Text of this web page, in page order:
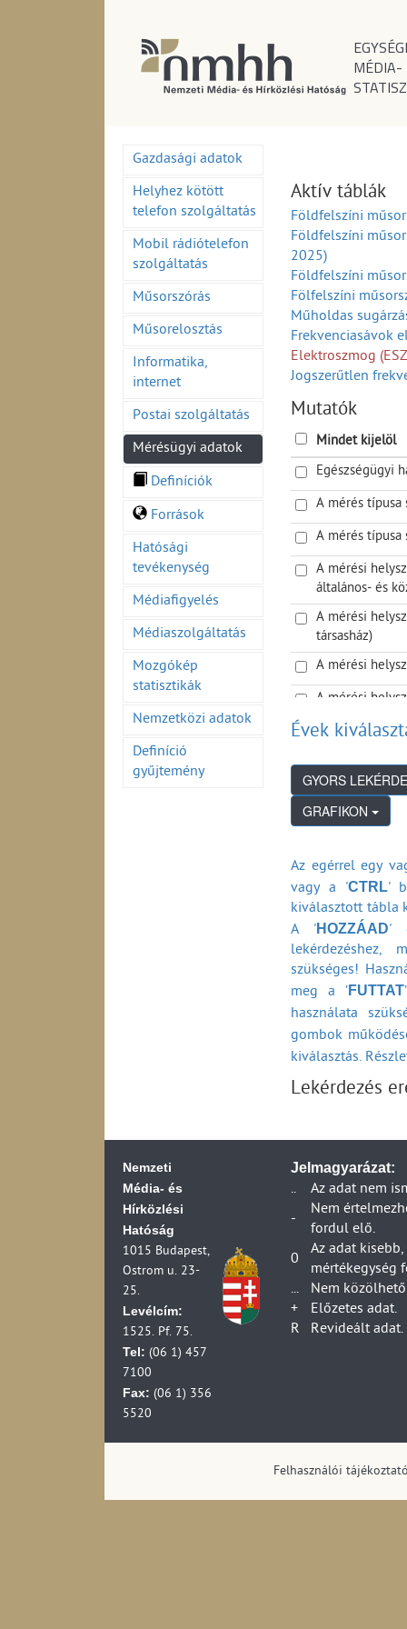
MÉDIA-
Gazdasági adatok
Helyhez kötött
telefon szolgáltatás
Mobil rádiótelefon
szolgáltatás
Műsorszórás
Műsorelosztás
Informatika,
internet
Postai szolgáltatás
Mérésügyi adatok
Definíciók
Források
Hatósági
tevékenység
Médiafigyelés
Médiaszolgáltatás
Mozgókép
statisztikák
Nemzetközi adatok
Definíció
gyűjtemény
Aktív táblák
Földfelszíni
Földfelszíni
2025)
Földfelszíni
Fölfelszíni
Műholdas
Frekvenciasávok
Elektroszmog
Jogszerűtlen
Engedély szerinti
Zavarvizsgálat
Térerősség
Szakhatósági
Berendezések
Mutatók
Mindet kijelöl
Egészségügyi
A mérés
A mérés típusa
A mérési
általános- és
A mérési
társasház)
A mérési
A mérési
Ellenőrzött
Évek
GRAFIKON
Az egérrel egy
vagy a 'CTRL'
kiválasztott tábla
A 'HOZZÁAD'
lekérdezéshez,
szükséges!
meg a ’FUTTAT
használata
gombok
kiválasztás.
Lekérdezés
Nemzeti
Média- és
Hírközlési
Hatóság
1015 Budapest,
Ostrom u. 23-
25.
Levélcím:
1525. Pf. 75.
Tel: (06 1) 457
7100
Fax: (06 1) 356
5520
Jelmagyarázat:
..
Az adat nem
-
Nem
fordul elő.
0
Az adat
mértékegység
...
Nem
+
Előzetes adat.
R
Revideált adat.
Felhasználói